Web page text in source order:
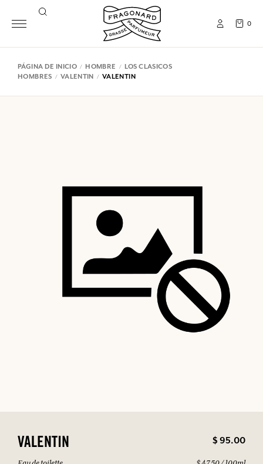
0
PÁGINA DE INICIO HOMBRE
LOS CLASICOS
HOMBRES
VALENTIN VALENTIN
VALENTIN $ 95.00